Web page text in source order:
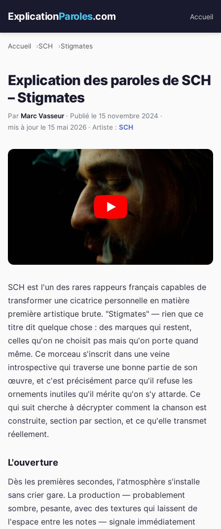
ExplicationParoles.com Accueil
Accueil SCH Stigmates
Explication des paroles de SCH
– Stigmates
Par Marc Vasseur· Publié le 15 novembre 2024 ·
mis à jour le 15 mai 2026 · Artiste : SCH
SCH est l'un des rares rappeurs français capables de
transformer une cicatrice personnelle en matière
première artistique brute. "Stigmates" — rien que ce
titre dit quelque chose : des marques qui restent,
celles qu'on ne choisit pas mais qu'on porte quand
même. Ce morceau s'inscrit dans une veine
introspective qui traverse une bonne partie de son
œuvre, et c'est précisément parce qu'il refuse les
ornements inutiles qu'il mérite qu'on s'y attarde. Ce
qui suit cherche à décrypter comment la chanson est
construite, section par section, et ce qu'elle transmet
réellement.
L'ouverture
Dès les premières secondes, l'atmosphère s'installe
sans crier gare. La production — probablement
sombre, pesante, avec des textures qui laissent de
l'espace entre les notes — signale immédiatement